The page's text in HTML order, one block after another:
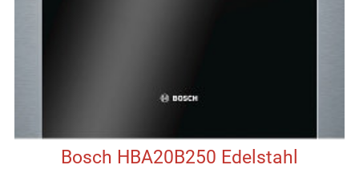
Bosch HBA20B250 Edelstahl